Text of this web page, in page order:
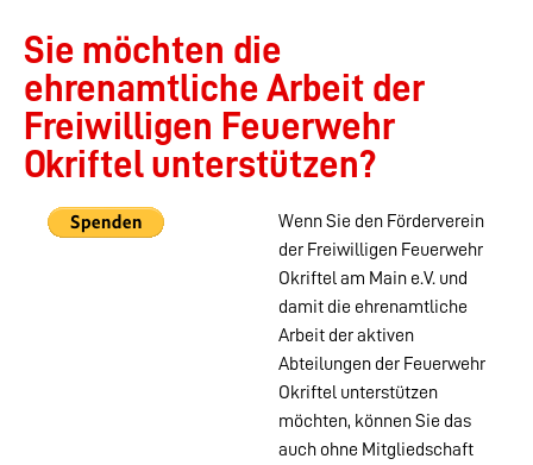
Sie möchten die
ehrenamtliche Arbeit der
Freiwilligen Feuerwehr
Okriftel unterstützen?
Wenn Sie den Förderverein
der Freiwilligen Feuerwehr
Okriftel am Main e.V. und
damit die ehrenamtliche
Arbeit der aktiven
Abteilungen der Feuerwehr
Okriftel unterstützen
möchten, können Sie das
auch ohne Mitgliedschaft